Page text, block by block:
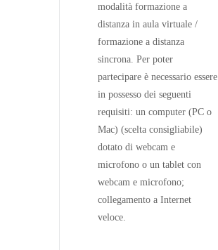
modalità formazione a
distanza in aula virtuale /
formazione a distanza
sincrona. Per poter
partecipare è necessario essere
in possesso dei seguenti
requisiti: un computer (PC o
Mac) (scelta consigliabile)
dotato di webcam e
microfono o un tablet con
webcam e microfono;
collegamento a Internet
veloce.